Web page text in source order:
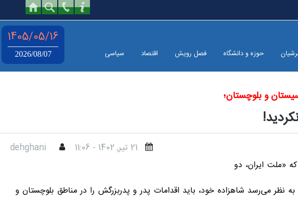
حوزه و دانشگاه فصل رویش اقتصاد سیاسی
1405/05/16
2026/08/07
و بلوچستان؛
21 تير, 1402 - 11:06
dehghani
«ملت ایران، دو
نظر می‌رسد شاهزاده خود، باید اقدامات پدر و پدربزرگش را در مناطق بلوچستان و